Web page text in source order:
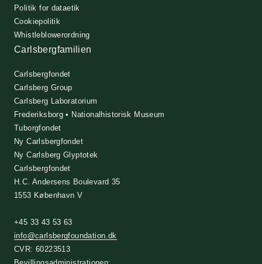
Politik for dataetik
Cookiepolitik
Whistleblowerordning
Carlsbergfamilien
Carlsbergfondet
Carlsberg Group
Carlsberg Laboratorium
Frederiksborg • Nationalhistorisk Museum
Tuborgfondet
Ny Carlsbergfondet
Ny Carlsberg Glyptotek
Carlsbergfondet
H.C. Andersens Boulevard 35
1553 København V
+45 33 43 53 63
info@carlsbergfoundation.dk
CVR: 60223513